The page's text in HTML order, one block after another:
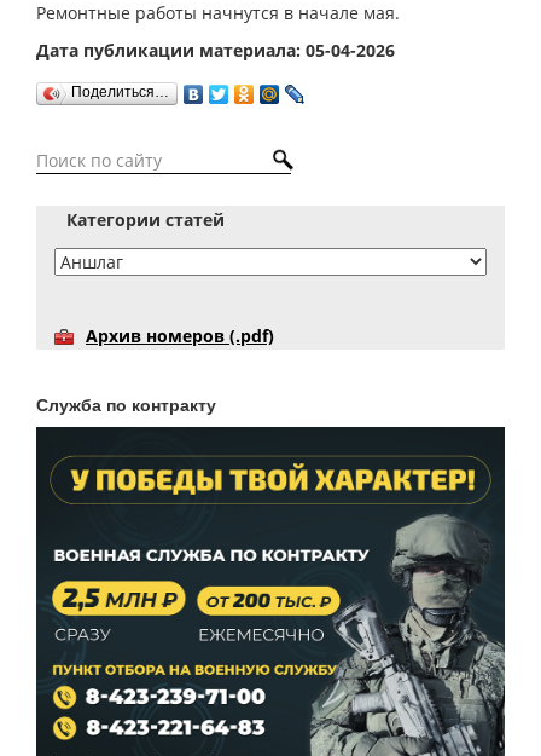
Ремонтные работы начнутся в начале мая.
Дата публикации материала: 05-04-2026
Поделиться…
Категории статей
Архив номеров (.pdf)
Служба по контракту